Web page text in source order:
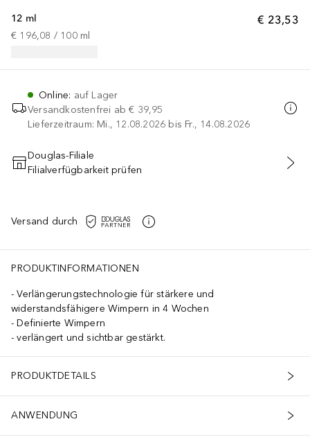
€ 23,53
12 ml
€ 196,08 / 100 ml
Online: auf Lager
Versandkostenfrei ab € 39,95
Lieferzeitraum: Mi., 12.08.2026 bis Fr., 14.08.2026
IN DEN WARENKORB
Douglas-Filiale
Filialverfügbarkeit prüfen
Versand durch
PRODUKTINFORMATIONEN
Verlängerungstechnologie für stärkere und
widerstandsfähigere Wimpern in 4 Wochen
Definierte Wimpern
verlängert und sichtbar gestärkt.
PRODUKTDETAILS
ANWENDUNG